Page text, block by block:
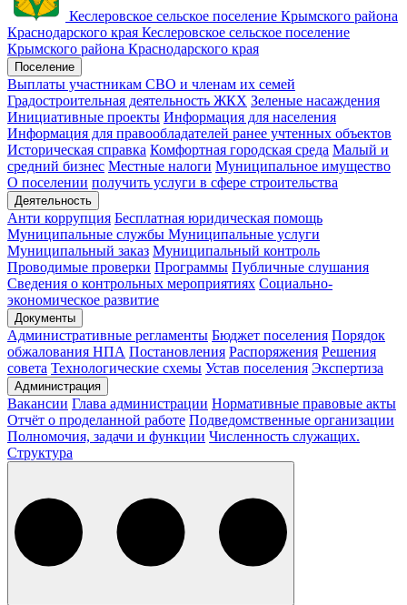
Кеслеровское сельское поселение Крымского района
Краснодарского края Кеслеровское сельское поселение
Крымского района Краснодарского края
Поселение
Выплаты участникам СВО и членам их семей
Градостроительная деятельность ЖКХ Зеленые насаждения
Инициативные проекты Информация для населения
Информация для правообладателей ранее учтенных объектов
Историческая справка Комфортная городская среда Малый и
средний бизнес Местные налоги Муниципальное имущество
О поселении получить услуги в сфере строительства
Деятельность
Анти коррупция Бесплатная юридическая помощь
Муниципальные службы Муниципальные услуги
Муниципальный заказ Муниципальный контроль
Проводимые проверки Программы Публичные слушания
Сведения о контрольных мероприятиях Социально-
экономическое развитие
Документы
Административные регламенты Бюджет поселения Порядок
обжалования НПА Постановления Распоряжения Решения
совета Технологические схемы Устав поселения Экспертиза
Администрация
Вакансии Глава администрации Нормативные правовые акты
Отчёт о проделанной работе Подведомственные организации
Полномочия, задачи и функции Численность служащих.
Структура